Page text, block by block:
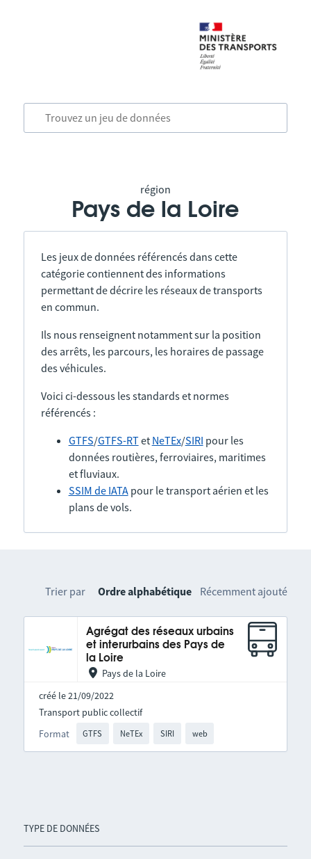
région
Pays de la Loire
Les jeux de données référencés dans cette
catégorie contiennent des informations
permettant de décrire les réseaux de transports
en commun.
Ils nous renseignent notamment sur la position
des arrêts, les parcours, les horaires de passage
des véhicules.
Voici ci-dessous les standards et normes
référencés :
GTFS/GTFS-RTet NeTEx/SIRI pour les
données routières, ferroviaires, maritimes
et fluviaux.
SSIM de IATApour le transport aérien et les
plans de vols.
TYPE DE DONNÉES
Trier par Ordre alphabétique Récemment ajouté
Agrégat des réseaux urbains
et interurbains des Pays de
la Loire
Pays de la Loire
créé le 21/09/2022
Format GTFS NeTEx SIRI web
Transport public collectif